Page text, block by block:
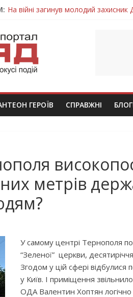
На війні загинув молодий
Захисник з Тернопільщини Петро
Тернопільщина в скорботі: на
Вважався зниклим безвісти, –
ГЕРОЇВ СПРАВЖНІ
метрів
У самому центрі Тернополя
“Зеленої” церкви,
Згодом у цій сфері відбулися
у Київ. І приміщення
ОДА Валентин Хоптян логічно